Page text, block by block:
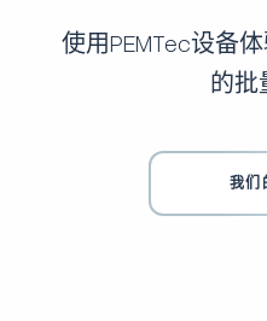
使用PEMTec设备
的批
我们